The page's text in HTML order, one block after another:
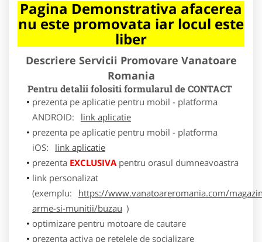
Pagina Demonstrativa afacerea
nu este promovata iar locul este
liber
Descriere Servicii Promovare Vanatoare
Romania
Pentru detalii folositi formularul de CONTACT
prezenta pe aplicatie pentru mobil - platforma
ANDROID:
link aplicatie
prezenta pe aplicatie pentru mobil - platforma
iOS:
link aplicatie
prezenta EXCLUSIVApentru orasul dumneavoastra
link personalizat
(exemplu:
https://www.vanatoareromania.com/
arme-si-munitii/buzau )
optimizare pentru motoare de cautare
prezenta activa pe retelele de socializare